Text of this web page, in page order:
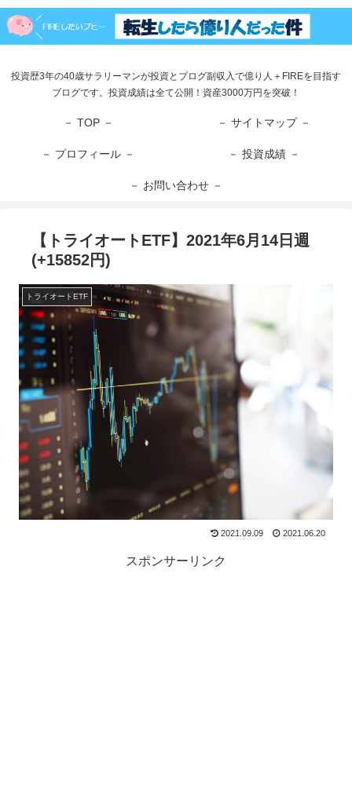
投資歴3年の40歳サラリーマンが投資とブログ副収入で億り人＋FIREを目指す
ブログです。投資成績は全て公開！資産3000万円を突破！
－ TOP － － サイトマップ －
－ プロフィール － － 投資成績 －
－ お問い合わせ －
【トライオートETF】2021年6月14日週
(+15852円)
トライオートETF
2021.09.09 2021.06.20
スポンサーリンク